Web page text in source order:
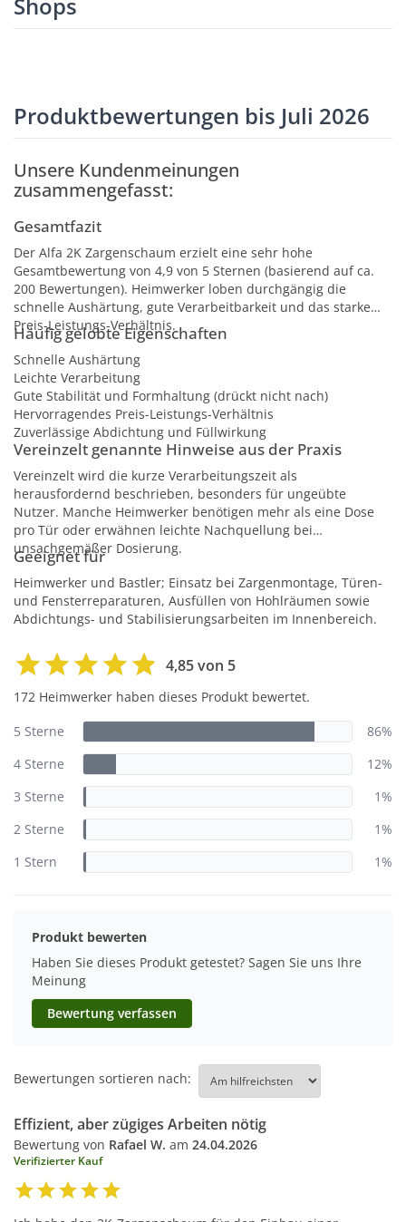
Shops
Produktbewertungen bis Juli 2026
Unsere Kundenmeinungen
zusammengefasst:
Gesamtfazit
Der Alfa 2K Zargenschaum erzielt eine sehr hohe
Gesamtbewertung von 4,9 von 5 Sternen (basierend auf ca.
200 Bewertungen). Heimwerker loben durchgängig die
schnelle Aushärtung, gute Verarbeitbarkeit und das starke
Preis-Leistungs-Verhältnis.
Häufig gelobte Eigenschaften
Schnelle Aushärtung
Leichte Verarbeitung
Gute Stabilität und Formhaltung (drückt nicht nach)
Hervorragendes Preis-Leistungs-Verhältnis
Zuverlässige Abdichtung und Füllwirkung
Vereinzelt genannte Hinweise aus der Praxis
Vereinzelt wird die kurze Verarbeitungszeit als
herausfordernd beschrieben, besonders für ungeübte
Nutzer. Manche Heimwerker benötigen mehr als eine Dose
pro Tür oder erwähnen leichte Nachquellung bei
unsachgemäßer Dosierung.
Geeignet für
Heimwerker und Bastler; Einsatz bei Zargenmontage, Türen-
und Fensterreparaturen, Ausfüllen von Hohlräumen sowie
Abdichtungs- und Stabilisierungsarbeiten im Innenbereich.
4,85 von 5
172 Heimwerker haben dieses Produkt bewertet.
5 Sterne
86%
4 Sterne
12%
3 Sterne
1%
2 Sterne
1%
1 Stern
1%
Produkt bewerten
Haben Sie dieses Produkt getestet? Sagen Sie uns Ihre
Meinung
Bewertung verfassen
Bewertungen sortieren nach:
Effizient, aber zügiges Arbeiten nötig
Bewertung von Rafael W. am 24.04.2026
Verifizierter Kauf